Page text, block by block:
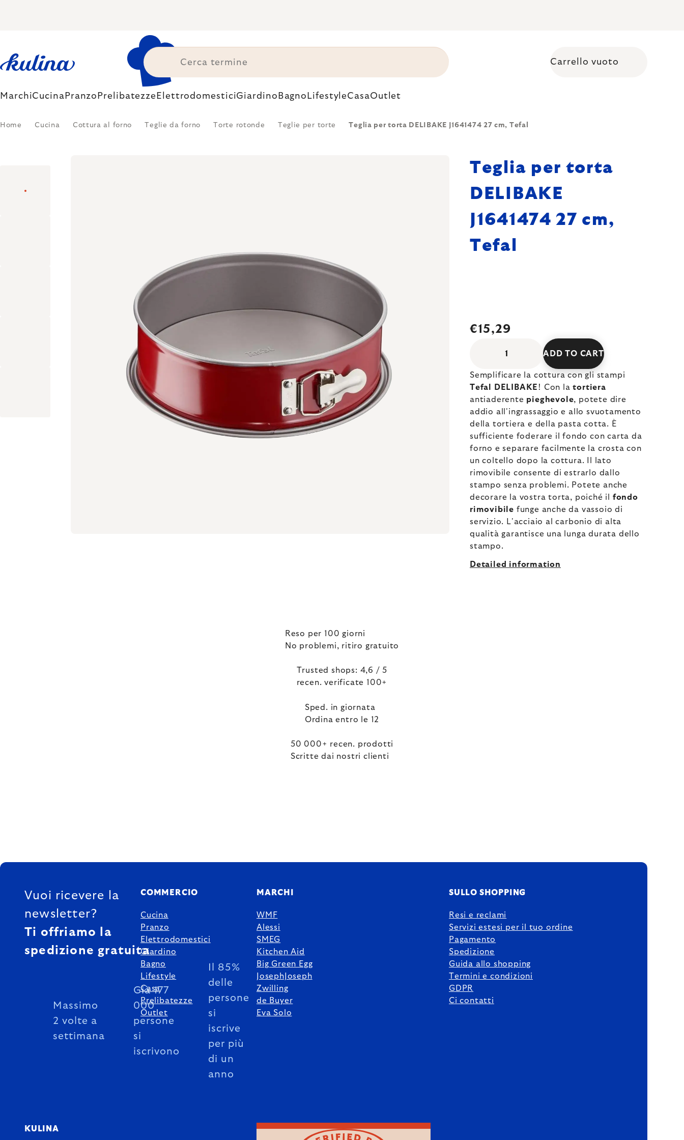
Carrello vuoto
MarchiCucina Pranzo Prelibatezze ElettrodomesticiGiardino Bagno LifestyleCasaOutlet
Home Cucina Cottura al forno Teglie da forno Torte rotonde Teglie per torte Teglia per torta DELIBAKE J1641474 27 cm, Tefal
Teglia per torta
DELIBAKE
J1641474 27 cm,
Tefal
€15,29
ADD TO CART
Semplificare la cottura con gli stampi
Tefal DELIBAKE ! Con latortiera
antiaderente pieghevole, potete dire
addio all'ingrassaggio e allo svuotamento
della tortiera e della pasta cotta. È
sufficiente foderare il fondo con carta da
forno e separare facilmente la crosta con
un coltello dopo la cottura. Il lato
rimovibile consente di estrarlo dallo
stampo senza problemi. Potete anche
decorare la vostra torta, poiché il fondo
rimovibile funge anche da vassoio di
servizio. L'acciaio al carbonio di alta
qualità garantisce una lunga durata dello
stampo.
Detailed information
Reso per 100 giorni
No problemi, ritiro gratuito
Trusted shops: 4,6 / 5
recen. verificate 100+
Sped. in giornata
Ordina entro le 12
50 000+ recen. prodotti
Scritte dai nostri clienti
FOOTER
Vuoi ricevere la
newsletter?
Ti offriamo la
spedizione gratuita
Massimo
2 volte a
settimana
Già 177
000
persone
si
iscrivono
Il 85%
delle
persone
si
iscrive
per più
di un
anno
COMMERCIO
Cucina
Pranzo
Elettrodomestici
Giardino
Bagno
Lifestyle
Casa
Prelibatezze
Outlet
MARCHI
WMF
Alessi
SMEG
Kitchen Aid
Big Green Egg
JosephJoseph
Zwilling
de Buyer
Eva Solo
SULLO SHOPPING
Resi e reclami
Servizi estesi per il tuo ordine
Pagamento
Spedizione
Guida allo shopping
Termini e condizioni
GDPR
Ci contatti
KULINA